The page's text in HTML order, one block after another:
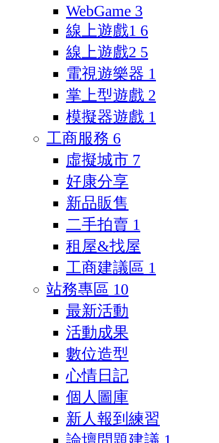
WebGame 3
線上遊戲1 6
線上遊戲2 5
電視遊樂器 1
掌上型遊戲 2
模擬器遊戲 1
工商服務 6
虛擬城市 7
好康分享
新品販售
二手拍賣 1
租屋&找屋
工商建議區 1
站務專區 10
最新活動
活動成果
數位造型
心情日記
個人圖庫
新人報到練習